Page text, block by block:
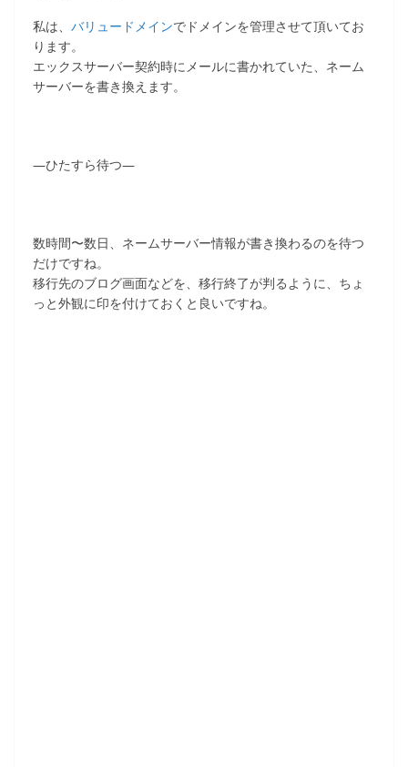
私は、 バリュードメインでドメインを管理させて頂いてお
ります。
エックスサーバー契約時にメールに書かれていた、ネーム
サーバーを書き換えます。
—ひたすら待つ—
数時間〜数日、ネームサーバー情報が書き換わるのを待つ
だけですね。
移行先のブログ画面などを、移行終了が判るように、ちょ
っと外観に印を付けておくと良いですね。